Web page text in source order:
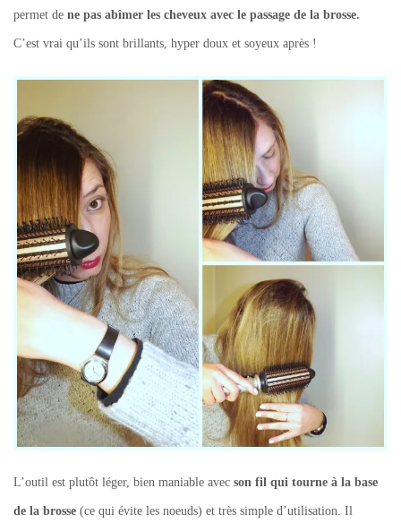
permet de ne pas abîmer les cheveux avec le passage de la brosse.
C’est vrai qu’ils sont brillants, hyper doux et soyeux après !
L’outil est plutôt léger, bien maniable avec son fil qui tourne à la base
de la brosse (ce qui évite les noeuds) et très simple d’utilisation. Il